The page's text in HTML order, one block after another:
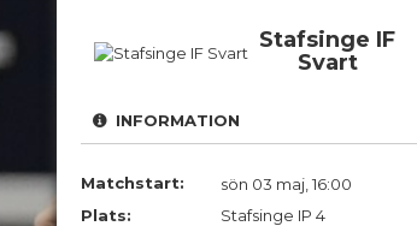
Stafsinge IF
Svart
INFORMATION
Matchstart:
sön 03 maj, 16:00
Plats:
Stafsinge IP 4